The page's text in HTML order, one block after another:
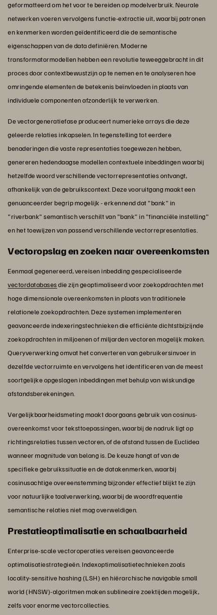
geformatteerd om het voor te bereiden op modelverbruik. Neurale
netwerken voeren vervolgens functie-extractie uit, waarbij patronen
en kenmerken worden geïdentificeerd die de semantische
eigenschappen van de data definiëren. Moderne
transformatormodellen hebben een revolutie teweeggebracht in dit
proces door contextbewustzijn op te nemen en te analyseren hoe
omringende elementen de betekenis beïnvloeden in plaats van
individuele componenten afzonderlijk te verwerken.
De vectorgeneratiefase produceert numerieke arrays die deze
geleerde relaties inkapselen. In tegenstelling tot eerdere
benaderingen die vaste representaties toegewezen hebben,
genereren hedendaagse modellen contextuele inbeddingen waarbij
hetzelfde woord verschillende vectorrepresentaties ontvangt,
afhankelijk van de gebruikscontext. Deze vooruitgang maakt een
genuanceerder begrip mogelijk - erkennend dat "bank" in
"riverbank" semantisch verschilt van "bank" in "financiële instelling"
en het toewijzen van passend verschillende vectorrepresentaties.
Vectoropslag en zoeken naar overeenkomsten
Eenmaal gegenereerd, vereisen inbedding gespecialiseerde
vectordatabasesdie zijn geoptimaliseerd voor zoekopdrachten met
hoge dimensionale overeenkomsten in plaats van traditionele
relationele zoekopdrachten. Deze systemen implementeren
geavanceerde indexeringstechnieken die efficiënte dichtstbijzijnde
zoekopdrachten in miljoenen of miljarden vectoren mogelijk maken.
Queryverwerking omvat het converteren van gebruikersinvoer in
dezelfde vectorruimte en vervolgens het identificeren van de meest
soortgelijke opgeslagen inbeddingen met behulp van wiskundige
afstandsberekeningen.
Vergelijkbaarheidsmeting maakt doorgaans gebruik van cosinus-
overeenkomst voor teksttoepassingen, waarbij de nadruk ligt op
richtingsrelaties tussen vectoren, of de afstand tussen de Euclidea
wanneer magnitude van belang is. De keuze hangt af van de
specifieke gebruikssituatie en de datakenmerken, waarbij
cosinusachtige overeenstemming bijzonder effectief blijkt te zijn
voor natuurlijke taalverwerking, waarbij de woordfrequentie
semantische relaties niet mag overweldigen.
Prestatieoptimalisatie en schaalbaarheid
Enterprise-scale vectoroperaties vereisen geavanceerde
optimalisatiestrategieën. Indexoptimalisatietechnieken zoals
locality-sensitive hashing (LSH) en hiërarchische navigable small
world (HNSW)-algoritmen maken sublineaire zoektijden mogelijk,
zelfs voor enorme vectorcollecties.